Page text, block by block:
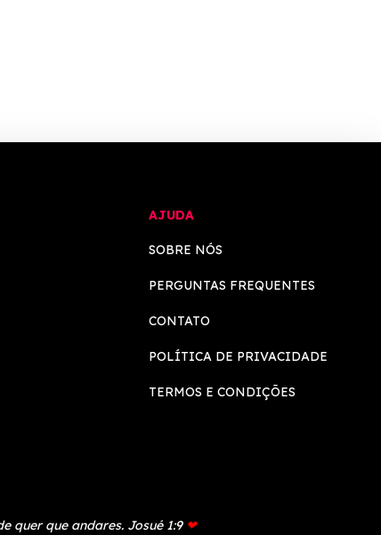
AJUDA
SOBRE NÓS
PERGUNTAS FREQUENTES
CONTATO
POLÍTICA DE PRIVACIDADE
TERMOS E CONDIÇÕES
quer que andares. Josué 1:9 ❤